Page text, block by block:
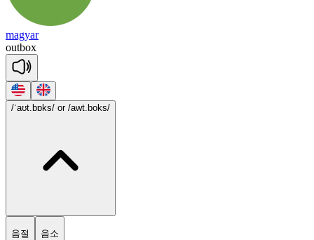
magyar
outbox
/ˈaʊt.bɒks/ or /awt.boks/
음절 음소